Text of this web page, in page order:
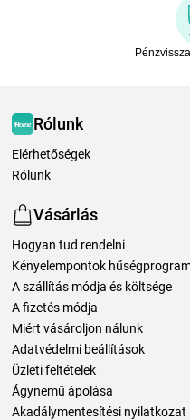
Rólunk
Elérhetőségek
Rólunk
Vásárlás
Hogyan tud rendelni
Kényelempontok
A szállítás módja és költsége
A fizetés módja
Miért vásároljon nálunk
Adatvédelmi beállítások
Üzleti feltételek
Ágynemű ápolása
Akadálymentesítési nyilatkozat